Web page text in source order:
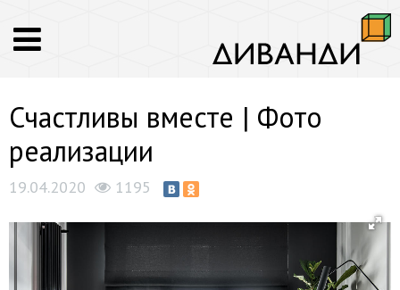
Счастливы вместе | Фото
реализации
19.04.2020 1195